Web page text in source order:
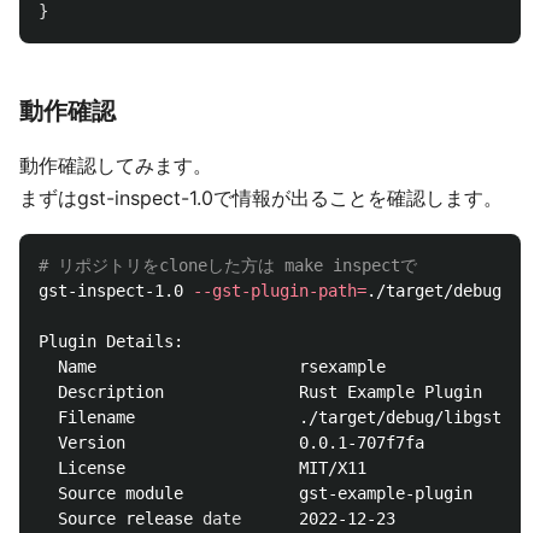
}
動作確認
動作確認してみます。
まずはgst-inspect-1.0で情報が出ることを確認します。
# リポジトリをcloneした方は make inspectで
gst-inspect-1.0
--gst-plugin-path=./target/debug/ ./
Plugin Details:
  Name                     rsexample
  Description              Rust Example Plugin
Filename                 ./target/debug/
  Version                  0.0.1-707f7fa
  License                  MIT/X11
  Source module            gst-example-plugin
  Source release
date 2022-12-23